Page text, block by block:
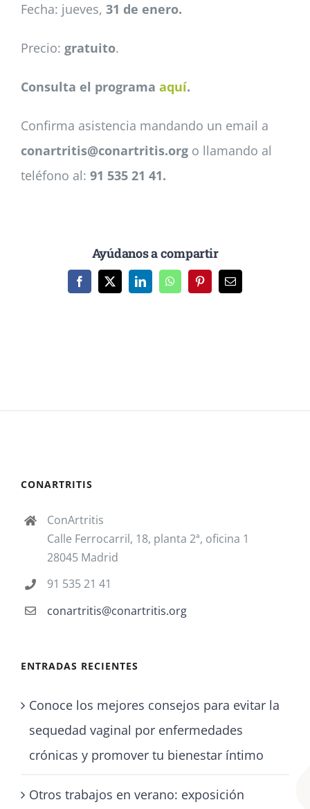
Fecha: jueves, 31 de enero.
Precio: gratuito.
Consulta el programa aquí.
Confirma asistencia mandando un email a
conartritis@conartritis.org o llamando al
teléfono al: 91 535 21 41.
Ayúdanos a compartir
Facebook
X LinkedInWhatsAppPinterestCorreo
CONARTRITIS
ConArtritis
Calle Ferrocarril, 18, planta 2ª, oficina 1
28045 Madrid
91 535 21 41
conartritis@conartritis.org
ENTRADAS RECIENTES
Conoce los mejores consejos para evitar la
sequedad vaginal por enfermedades
crónicas y promover tu bienestar íntimo
Otros trabajos en verano: exposición